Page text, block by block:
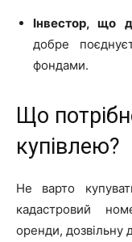
Інвестор, що
добре
фондами.
Що
купівлею?
Не варто
кадастровий
оренди,